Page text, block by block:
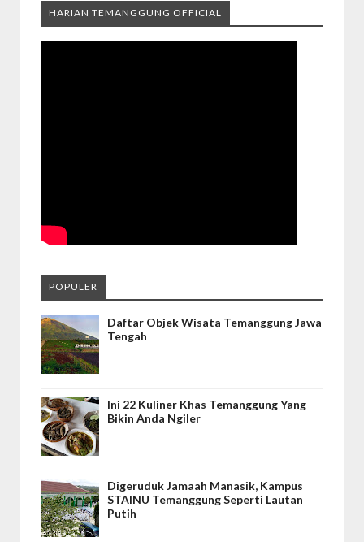
HARIAN TEMANGGUNG OFFICIAL
POPULER
Daftar Objek Wisata Temanggung Jawa
Tengah
Ini 22 Kuliner Khas Temanggung Yang
Bikin Anda Ngiler
Digeruduk Jamaah Manasik, Kampus
STAINU Temanggung Seperti Lautan
Putih